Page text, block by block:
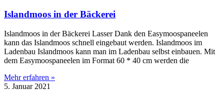
Islandmoos in der Bäckerei
Islandmoos in der Bäckerei Lasser Dank den Easymoospaneelen
kann das Islandmoos schnell eingebaut werden. Islandmoos im
Ladenbau Islandmoos kann man im Ladenbau selbst einbauen. Mit
dem Easymoospaneelen im Format 60 * 40 cm werden die
Mehr erfahren »
5. Januar 2021